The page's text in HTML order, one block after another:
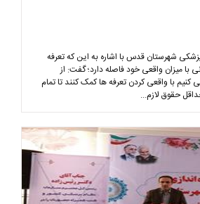
شهرستان قدس با اشاره به این که تعرفه
میزان واقعی خود فاصله دارد؛ گفت: از
با واقعی کردن تعرفه ها کمک کنند تا تمام
حقوق لازم...